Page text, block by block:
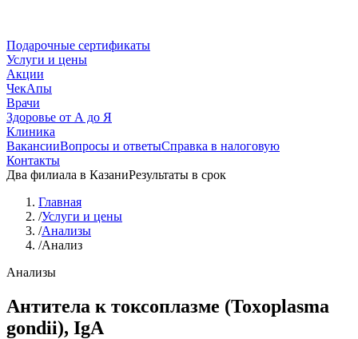
Подарочные сертификаты
Услуги и цены
Акции
ЧекАпы
Врачи
Здоровье от А до Я
Клиника
ВакансииВопросы и ответыСправка в налоговую
Контакты
Два филиала в КазаниРезультаты в срок
Главная
/Услуги и цены
/Анализы
/Анализ
Анализы
Антитела к токсоплазме (Toxoplasma
gondii), IgA